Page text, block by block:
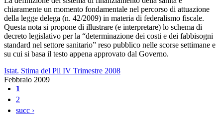
chiaramente un momento fondamentale nel percorso di attuazione
della legge delega (n. 42/2009) in materia di federalismo fiscale.
Questa nota si propone di illustrare (e interpretare) lo schema di
decreto legislativo per la “determinazione dei costi e dei fabbisogni
standard nel settore sanitario” reso pubblico nelle scorse settimane e
su cui si basa il testo appena approvato dal Governo.
Istat. Stima del Pil IV Trimestre 2008
Febbraio 2009
Pagine
1
2
succ ›